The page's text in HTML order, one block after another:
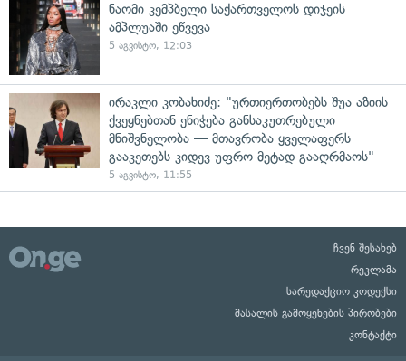
ნაომი კემპბელი საქართველოს დიჯეის
ამპლუაში ეწვევა
5 აგვისტო, 12:03
ირაკლი კობახიძე: "ურთიერთობებს შუა აზიის
ქვეყნებთან ენიჭება განსაკუთრებული
მნიშვნელობა — მთავრობა ყველაფერს
გააკეთებს კიდევ უფრო მეტად გააღრმაოს"
5 აგვისტო, 11:55
ჩვენ შესახებ
რეკლამა
სარედაქციო კოდექსი
მასალის გამოყენების პირობები
კონტაქტი